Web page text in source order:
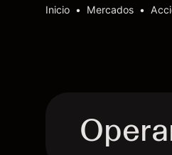
Inicio Mercados